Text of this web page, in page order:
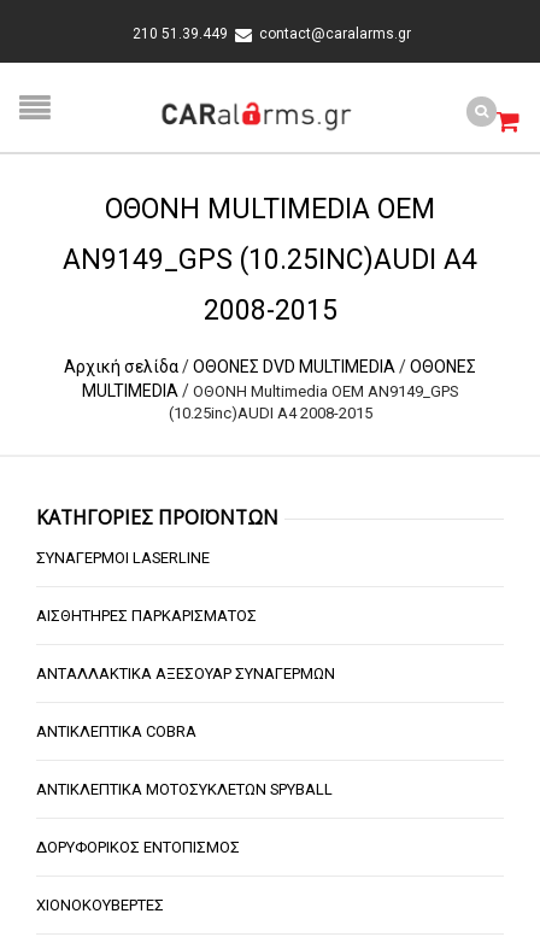
210 51.39.449 contact@caralarms.gr
OΘΟΝΗ MULTIMEDIA OEM
AN9149_GPS (10.25INC)AUDI A4
2008-2015
Αρχική σελίδα/ΟΘΟΝΕΣ DVD MULTIMEDIA /ΟΘΟΝΕΣ
MULTIMEDIA / OΘΟΝΗ Multimedia OEM AN9149_GPS
(10.25inc)AUDI A4 2008-2015
ΚΑΤΗΓΟΡΙΕΣ ΠΡΟΪΟΝΤΩΝ
ΣΥΝΑΓΕΡΜΟΙ LASERLINE
ΑΙΣΘΗΤΗΡΕΣ ΠΑΡΚΑΡΙΣΜΑΤΟΣ
ΑΝΤΑΛΛΑΚΤΙΚΑ ΑΞΕΣΟΥΑΡ ΣΥΝΑΓΕΡΜΩΝ
ΑΝΤΙΚΛΕΠΤΙΚΑ COBRA
ΑΝΤΙΚΛΕΠΤΙΚΑ ΜΟΤΟΣΥΚΛΕΤΩΝ SPYBALL
ΔΟΡΥΦΟΡΙΚΟΣ ΕΝΤΟΠΙΣΜΟΣ
ΧΙΟΝΟΚΟΥΒΕΡΤΕΣ